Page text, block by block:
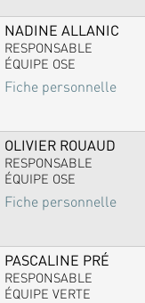
NADINE ALLANIC
RESPONSABLE
ÉQUIPE OSE
Fiche personnelle
OLIVIER ROUAUD
RESPONSABLE
ÉQUIPE OSE
Fiche personnelle
PASCALINE PRÉ
RESPONSABLE
ÉQUIPE VERTE